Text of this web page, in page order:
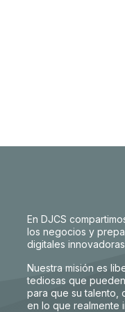
En DJCS
los negocios y
digitales
Nuestra misión es
tediosas que
para que su talento,
en lo que realmente